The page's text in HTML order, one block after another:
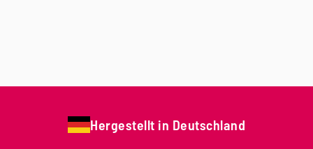
Hergestellt in Deutschland